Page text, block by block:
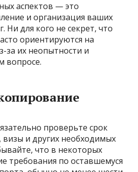
аспектов — это
и организация ваших
Ни для кого не секрет, что
ориентируются на
за их неопытности и
вопросе.
проверьте срок
визы и других необходимых
что в некоторых
требования по оставшемуся